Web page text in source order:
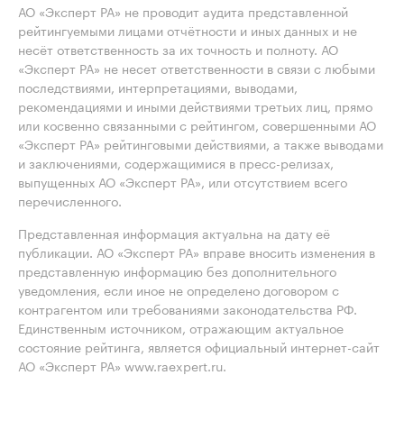
АО «Эксперт РА» не проводит аудита представленной
рейтингуемыми лицами отчётности и иных данных и не
несёт ответственность за их точность и полноту. АО
«Эксперт РА» не несет ответственности в связи с любыми
последствиями, интерпретациями, выводами,
рекомендациями и иными действиями третьих лиц, прямо
или косвенно связанными с рейтингом, совершенными АО
«Эксперт РА» рейтинговыми действиями, а также выводами
и заключениями, содержащимися в пресс-релизах,
выпущенных АО «Эксперт РА», или отсутствием всего
перечисленного.
Представленная информация актуальна на дату её
публикации. АО «Эксперт РА» вправе вносить изменения в
представленную информацию без дополнительного
уведомления, если иное не определено договором с
контрагентом или требованиями законодательства РФ.
Единственным источником, отражающим актуальное
состояние рейтинга, является официальный интернет-сайт
АО «Эксперт РА» www.raexpert.ru.